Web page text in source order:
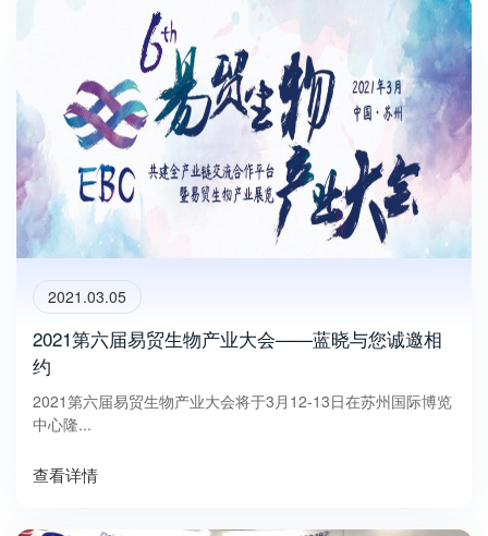
2021.03.05
2021第六届易贸生物产业大会——蓝晓与您诚邀相
约
2021第六届易贸生物产业大会将于3月12-13日在苏州国际博览
中心隆...
查看详情